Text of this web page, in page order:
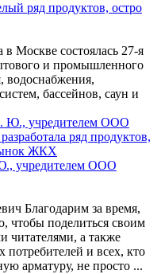
ряд продуктов, остро
Москве состоялась 27-я
и промышленного
водоснабжения,
бассейнов, саун и
учредителем ООО
Благодарим за время,
чтобы поделиться своим
читателями, а также
и всех, кто
арматуру, не просто ...